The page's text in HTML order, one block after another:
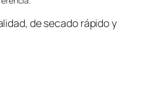
de secado rápido y